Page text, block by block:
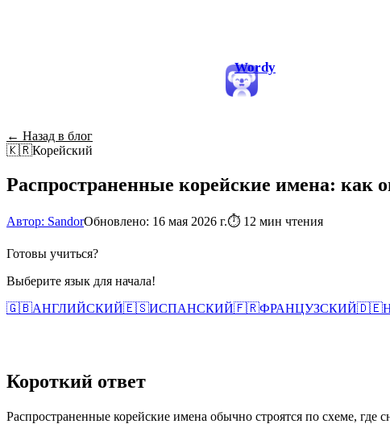
Wordy
← Назад в блог
🇰🇷Корейский
Распространенные корейские имена: как
Автор: SandorОбновлено: 16 мая 2026 г.⏱ 12 мин чтения
Готовы учиться?
Выберите язык для начала!
🇬🇧АНГЛИЙСКИЙ🇪🇸ИСПАНСКИЙ🇫🇷ФРАНЦУЗСКИЙ🇩🇪
Короткий ответ
Распространенные корейские имена обычно строятся по схеме,